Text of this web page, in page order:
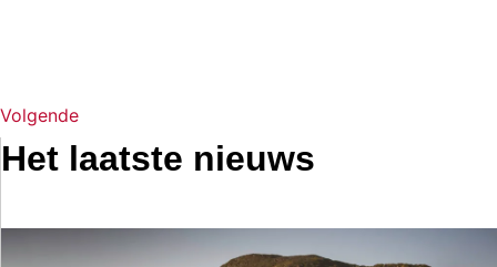
Volgende
Het laatste nieuws